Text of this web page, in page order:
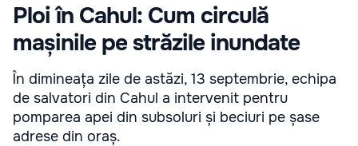
Ploi în Cahul: Cum circulă
mașinile pe străzile inundate
În dimineața zile de astăzi, 13 septembrie, echipa
de salvatori din Cahul a intervenit pentru
pomparea apei din subsoluri și beciuri pe șase
adrese din oraș.